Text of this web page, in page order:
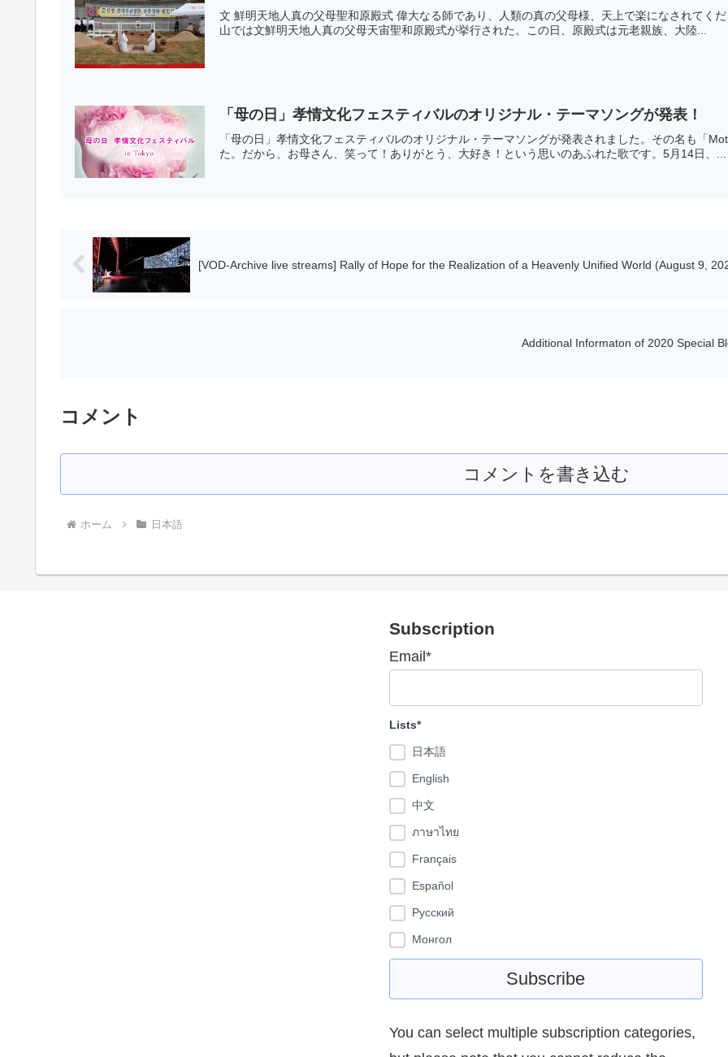
文 鮮明天地人真の父母聖和原殿式 偉大なる師であり、人類の真の父母様、天上で楽になされてく
山では文鮮明天地人真の父母天宙聖和原殿式が挙行された。この日、原殿式は元老親族、大陸...
「母の日」孝情文化フェスティバルのオリジナル・テーマソングが発表！
「母の日」孝情文化フェスティバルのオリジナル・テーマソングが発表されました。その名も「
た。だから、お母さん、笑って！ありがとう、大好き！という思いのあふれた歌です。5月14日、...
[VOD-Archive live streams] Rally of Hope for the Realization of a Heavenly Unified World (August 9,
Additional Informaton of 2020 Special
コメント
コメントを書き込む
ホーム 日本語
Subscription
Email*
Lists*
日本語
English
中文
ภาษาไทย
Français
Español
Pусский
Монгол
You can select multiple subscription categories,